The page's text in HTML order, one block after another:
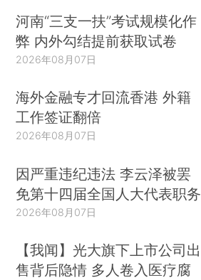
河南“三支一扶”考试规模化作
弊 内外勾结提前获取试卷
2026年08月07日
海外金融专才回流香港 外籍
工作签证翻倍
2026年08月07日
因严重违纪违法 李云泽被罢
免第十四届全国人大代表职务
2026年08月07日
【我闻】光大旗下上市公司出
售背后隐情 多人卷入医疗腐